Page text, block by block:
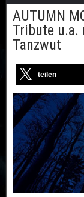
AUTUMN
Tribute u.a.
Tanzwut
teilen